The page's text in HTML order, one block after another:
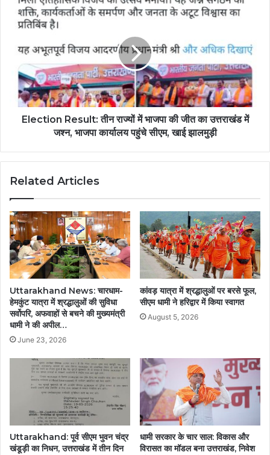
Election Result: तीन राज्यों में भाजपा की जीत का उत्तराखंड में
जश्न, भाजपा कार्यालय पहुंचे सीएम, खाई झालमुड़ी
Related Articles
Uttarakhand News: चारधाम-
हेमकुंट यात्रा में श्रद्धालुओं की सुविधा
सर्वोपरि, अफवाहों से बचने की मुख्यमंत्री
धामी ने की अपील…
June 23, 2026
कांवड़ यात्रा में श्रद्धालुओं पर बरसे फूल,
सीएम धामी ने हरिद्वार में किया स्वागत
August 5, 2026
Uttarakhand: पूर्व सीएम भुवन चंद्र
खंडूड़ी का निधन, उत्तराखंड में तीन दिन
धामी सरकार के चार साल: विकास और
विरासत का मॉडल बना उत्तराखंड, निवेश